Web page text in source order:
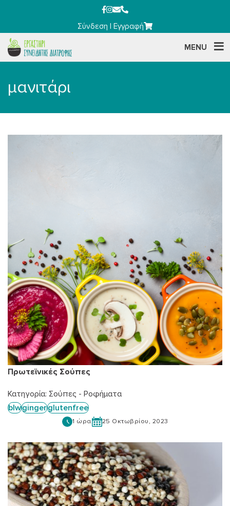
Σύνδεση |Εγγραφή
MENU
μανιτάρι
Πρωτεϊνικές Σούπες
Κατηγορία: Σούπες - Ροφήματα
blwgingerglutenfree
1 ώρα 25 Οκτωβρίου, 2023